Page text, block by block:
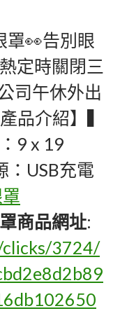
罩👀告別眼
定時關閉三
司午休外出
品介紹】▍
9 x 19
USB充電
商品網址:
3724/